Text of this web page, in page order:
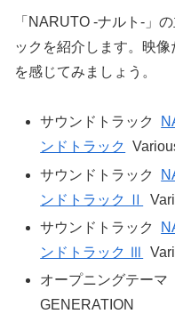
「NARUTO -ナルト-」
ックを紹介します。映
を感じてみましょう。
サウンドトラック
ンドトラック
サウンドトラック
ンドトラック Ⅱ
サウンドトラック
ンドトラック Ⅲ
オープニングテーマ
GENERATION